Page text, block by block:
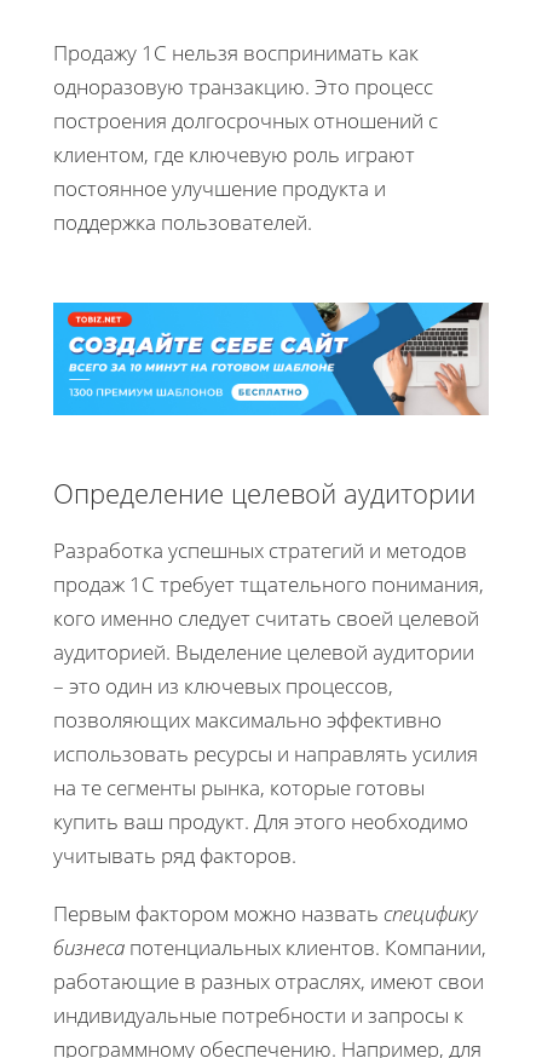
Продажу 1С нельзя воспринимать как
одноразовую транзакцию. Это процесс
построения долгосрочных отношений с
клиентом, где ключевую роль играют
постоянное улучшение продукта и
поддержка пользователей.
Определение целевой аудитории
Разработка успешных стратегий и методов
продаж 1С требует тщательного понимания,
кого именно следует считать своей целевой
аудиторией. Выделение целевой аудитории
– это один из ключевых процессов,
позволяющих максимально эффективно
использовать ресурсы и направлять усилия
на те сегменты рынка, которые готовы
купить ваш продукт. Для этого необходимо
учитывать ряд факторов.
Первым фактором можно назвать специфику
бизнеса потенциальных клиентов. Компании,
работающие в разных отраслях, имеют свои
индивидуальные потребности и запросы к
программному обеспечению. Например, для